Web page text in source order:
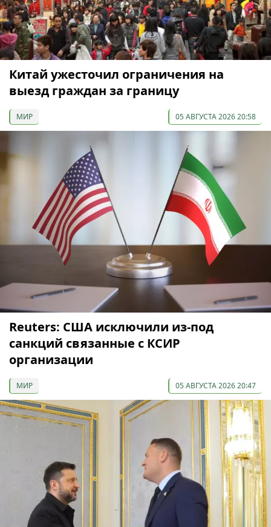
Китай ужесточил ограничения на
выезд граждан за границу
МИР 05 АВГУСТА 2026 20:58
Reuters: США исключили из-под
санкций связанные с КСИР
организации
МИР 05 АВГУСТА 2026 20:47